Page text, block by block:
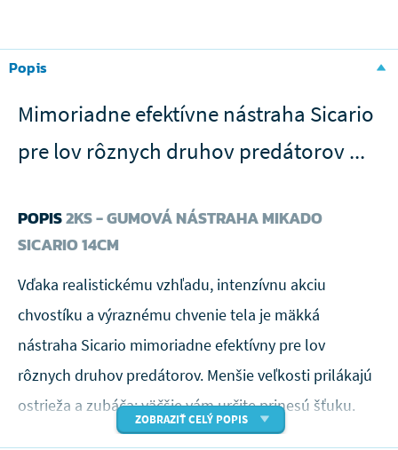
Popis
Mimoriadne efektívne nástraha Sicario
pre lov rôznych druhov predátorov ...
POPIS2KS - GUMOVÁ NÁSTRAHA MIKADO
SICARIO 14CM
Vďaka realistickému vzhľadu, intenzívnu akciu
chvostíku a výraznému chvenie tela je mäkká
nástraha Sicario mimoriadne efektívny pre lov
rôznych druhov predátorov. Menšie veľkosti prilákajú
ostrieža a zubáča; väčšie vám určite prinesú šťuku.
ZOBRAZIŤ CELÝ POPIS